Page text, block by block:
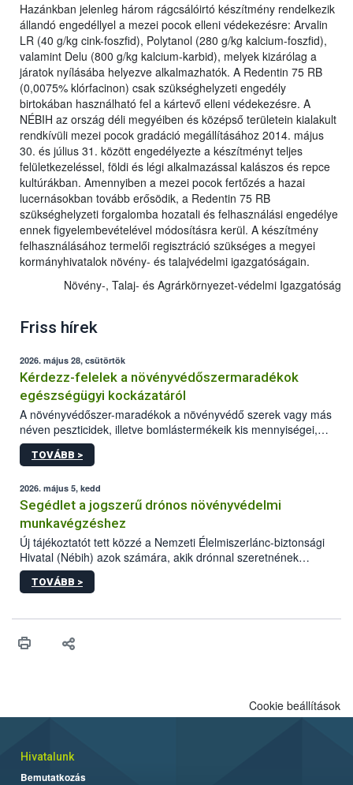
Hazánkban jelenleg három rágcsálóirtó készítmény rendelkezik
állandó engedéllyel a mezei pocok elleni védekezésre: Arvalin
LR (40 g/kg cink-foszfid), Polytanol (280 g/kg kalcium-foszfid),
valamint Delu (800 g/kg kalcium-karbid), melyek kizárólag a
járatok nyílásába helyezve alkalmazhatók. A Redentin 75 RB
(0,0075% klórfacinon) csak szükséghelyzeti engedély
birtokában használható fel a kártevő elleni védekezésre. A
NÉBIH az ország déli megyéiben és középső területein kialakult
rendkívüli mezei pocok gradáció megállításához 2014. május
30. és július 31. között engedélyezte a készítményt teljes
felületkezeléssel, földi és légi alkalmazással kalászos és repce
kultúrákban. Amennyiben a mezei pocok fertőzés a hazai
lucernásokban tovább erősödik, a Redentin 75 RB
szükséghelyzeti forgalomba hozatali és felhasználási engedélye
ennek figyelembevételével módosításra kerül. A készítmény
felhasználásához termelői regisztráció szükséges a megyei
kormányhivatalok növény- és talajvédelmi igazgatóságain.
Növény-, Talaj- és Agrárkörnyezet-védelmi Igazgatóság
Friss hírek
2026. május 28, csütörtök
Kérdezz-felelek a növényvédőszermaradékok
egészségügyi kockázatáról
A növényvédőszer-maradékok a növényvédő szerek vagy más
néven peszticidek, illetve bomlástermékeik kis mennyiségei,
melyek a terményekben vagy azok felületén a betakarítást,
szüretelést, illetve tárolást követően is megmaradhatnak. Az
mennyiségének esetenként a kezelt terményeken is jelen kell
lennie. Nem minden élelmiszer tartalmaz szermaradékot.
Azokban az élelmiszerekben is, melyekben kimutathatóak,
általában csak nagyon kis mennyiségben vannak jelen, így nem
jelenthetnek kockázatot a fogyasztó egészségére nézve.
TOVÁBB >
2026. május 5, kedd
Segédlet a jogszerű drónos növényvédelmi
munkavégzéshez
Új tájékoztatót tett közzé a Nemzeti Élelmiszerlánc-biztonsági
Hivatal (Nébih) azok számára, akik drónnal szeretnének
növényvédelmi vagy tápanyag-gazdálkodási tevékenységet
végezni Magyarországon. Az összefoglaló részletesen
műszaki és hatósági feltételek.
TOVÁBB >
Cookie beállítások
Hivatalunk
Bemutatkozás